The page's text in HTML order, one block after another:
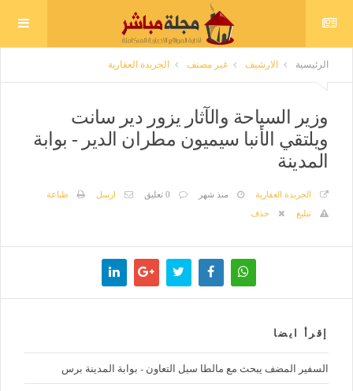
الرئيسية الارشيف غير مصنف الجريدة العقارية
وزير السياحة والآثار يزور دير سانت
ويلتقي الأنبا سيميون مطران الدير - بوابة
المدينة
الجريدة العقارية منذ شهر 0 تعليق ارسل
طباعة
تبليغ
حذف
إقرأ ايضا
السفير المضف يبحث مع مالطا سبل التعاون - بوابة المدينة برس